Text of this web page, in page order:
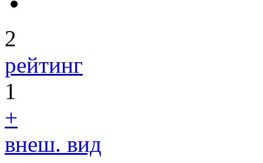
2
рейтинг
1
+
внеш. вид